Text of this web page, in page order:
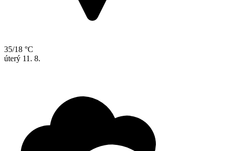
35/18 °C
úterý 11. 8.